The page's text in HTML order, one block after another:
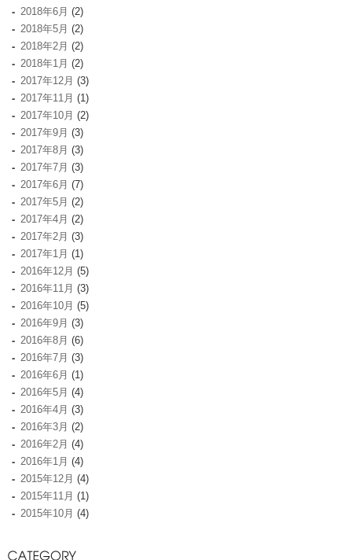
2018年6月 (2)
2018年5月 (2)
2018年2月 (2)
2018年1月 (2)
2017年12月 (3)
2017年11月 (1)
2017年10月 (2)
2017年9月 (3)
2017年8月 (3)
2017年7月 (3)
2017年6月 (7)
2017年5月 (2)
2017年4月 (2)
2017年2月 (3)
2017年1月 (1)
2016年12月 (5)
2016年11月 (3)
2016年10月 (5)
2016年9月 (3)
2016年8月 (6)
2016年7月 (3)
2016年6月 (1)
2016年5月 (4)
2016年4月 (3)
2016年3月 (2)
2016年2月 (4)
2016年1月 (4)
2015年12月 (4)
2015年11月 (1)
2015年10月 (4)